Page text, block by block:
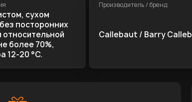
сухом
посторонних
относительной
более 70%,
12-20 °C.
Производитель / бренд
Callebaut / Barry